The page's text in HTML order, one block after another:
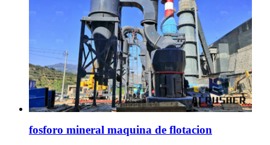
fosforo mineral maquina de flotacion